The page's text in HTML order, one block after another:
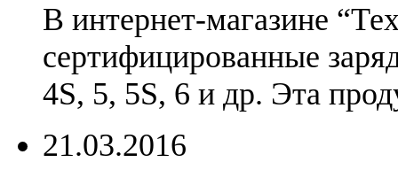
В интернет-магазине
сертифицированные
4S, 5, 5S, 6 и др. Эта
21.03.2016